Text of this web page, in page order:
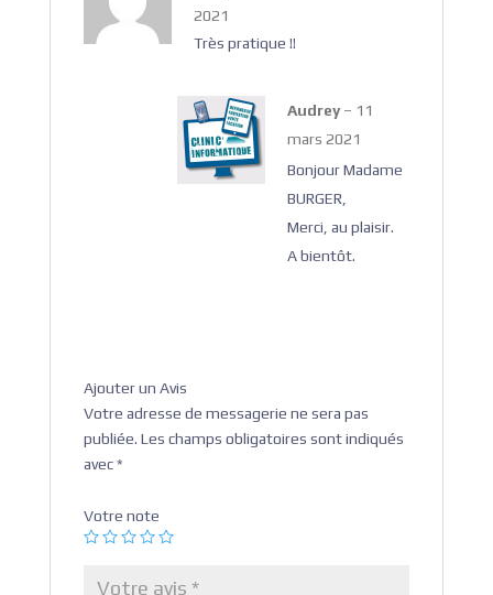
2021
Très pratique !!
Audrey– 11
mars 2021
Bonjour Madame
BURGER,
Merci, au plaisir.
A bientôt.
Ajouter un Avis
Votre adresse de messagerie ne sera pas
publiée. Les champs obligatoires sont indiqués
avec*
Votre note